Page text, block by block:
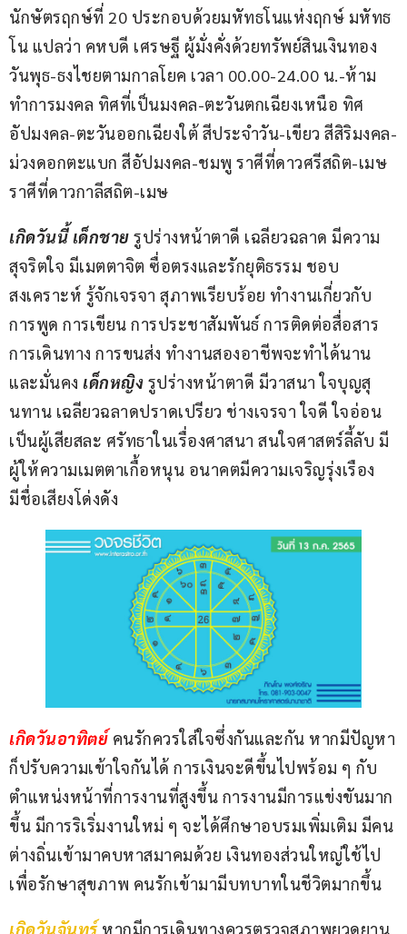
นักษัตรฤกษ์ที่ 20 ประกอบด้วยมหัทธโนแห่งฤกษ์ มหัทธ
โน แปลว่า คหบดี เศรษฐี ผู้มั่งคั่งด้วยทรัพย์สินเงินทอง
วันพุธ-ธงไชยตามกาลโยค เวลา 00.00-24.00 น.-ห้าม
ทำการมงคล ทิศที่เป็นมงคล-ตะวันตกเฉียงเหนือ ทิศ
อัปมงคล-ตะวันออกเฉียงใต้ สีประจำวัน-เขียว สีสิริมงคล-
ม่วงดอกตะแบก สีอัปมงคล-ชมพู ราศีที่ดาวศรีสถิต-เมษ
ราศีที่ดาวกาลีสถิต-เมษ
เกิดวันนี้ เด็กชาย รูปร่างหน้าตาดี เฉลียวฉลาด มีความ
สุจริตใจ มีเมตตาจิต ซื่อตรงและรักยุติธรรม ชอบ
สงเคราะห์ รู้จักเจรจา สุภาพเรียบร้อย ทำงานเกี่ยวกับ
การพูด การเขียน การประชาสัมพันธ์ การติดต่อสื่อสาร
การเดินทาง การขนส่ง ทำงานสองอาชีพจะทำได้นาน
และมั่นคง เด็กหญิง รูปร่างหน้าตาดี มีวาสนา ใจบุญสุ
นทาน เฉลียวฉลาดปราดเปรียว ช่างเจรจา ใจดี ใจอ่อน
เป็นผู้เสียสละ ศรัทธาในเรื่องศาสนา สนใจศาสตร์ลี้ลับ มี
ผู้ให้ความเมตตาเกื้อหนุน อนาคตมีความเจริญรุ่งเรือง
มีชื่อเสียงโด่งดัง
เกิดวันอาทิตย์ คนรักควรใส่ใจซึ่งกันและกัน หากมีปัญหา
ก็ปรับความเข้าใจกันได้ การเงินจะดีขึ้นไปพร้อม ๆ กับ
ตำแหน่งหน้าที่การงานที่สูงขึ้น การงานมีการแข่งขันมาก
ขึ้น มีการริเริ่มงานใหม่ ๆ จะได้ศึกษาอบรมเพิ่มเติม มีคน
ต่างถิ่นเข้ามาคบหาสมาคมด้วย เงินทองส่วนใหญ่ใช้ไป
เพื่อรักษาสุขภาพ คนรักเข้ามามีบทบาทในชีวิตมากขึ้น
เกิดวันจันทร์ หากมีการเดินทางควรตรวจสภาพยวดยาน